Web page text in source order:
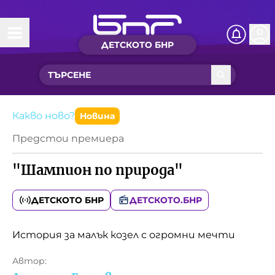
ДЕТСКОТО БНР
Начало
Какво ново?
Рубрики с вълшебства
Детско радио
Новините на детски език
Нашите гости
Автор:
Какво ново? Новина
Предстои премиера
"Шампион по природа"
ДЕТСКОТО БНР ДЕТСКОТО.БНР
История за малък козел с огромни мечти